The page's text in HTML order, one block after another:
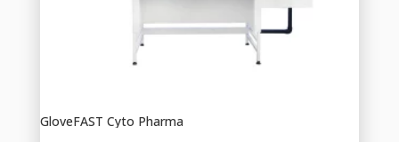
GloveFAST Cyto Pharma